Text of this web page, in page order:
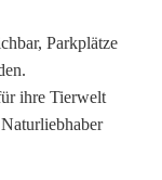
Parkplätze
ihre Tierwelt